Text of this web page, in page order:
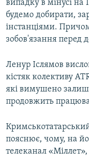
випадку в мінусі на
будемо добирати,
інстанціями.
зобов'язання
Ленур Іслямов
кістяк колективу
які вимушено
продовжить
пояснює, чому, на
телеканал